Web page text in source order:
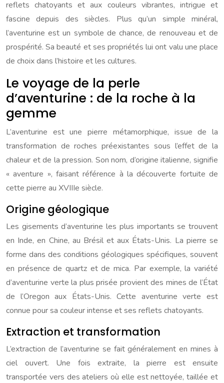
reflets chatoyants et aux couleurs vibrantes, intrigue et
fascine depuis des siècles. Plus qu’un simple minéral,
l’aventurine est un symbole de chance, de renouveau et de
prospérité. Sa beauté et ses propriétés lui ont valu une place
de choix dans l’histoire et les cultures.
Le voyage de la perle
d’aventurine : de la roche à la
gemme
L’aventurine est une pierre métamorphique, issue de la
transformation de roches préexistantes sous l’effet de la
chaleur et de la pression. Son nom, d’origine italienne, signifie
« aventure », faisant référence à la découverte fortuite de
cette pierre au XVIIIe siècle.
Origine géologique
Les gisements d’aventurine les plus importants se trouvent
en Inde, en Chine, au Brésil et aux États-Unis. La pierre se
forme dans des conditions géologiques spécifiques, souvent
en présence de quartz et de mica. Par exemple, la variété
d’aventurine verte la plus prisée provient des mines de l’État
de l’Oregon aux États-Unis. Cette aventurine verte est
connue pour sa couleur intense et ses reflets chatoyants.
Extraction et transformation
L’extraction de l’aventurine se fait généralement en mines à
ciel ouvert. Une fois extraite, la pierre est ensuite
transportée vers des ateliers où elle est nettoyée, taillée et